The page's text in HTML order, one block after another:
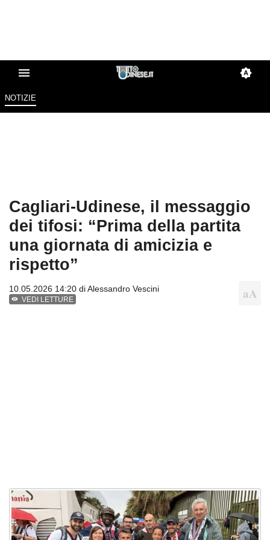
NOTIZIE
Cagliari-Udinese, il messaggio
dei tifosi: “Prima della partita
una giornata di amicizia e
rispetto”
10.05.2026 14:20 diAlessandro Vescini
VEDI LETTURE